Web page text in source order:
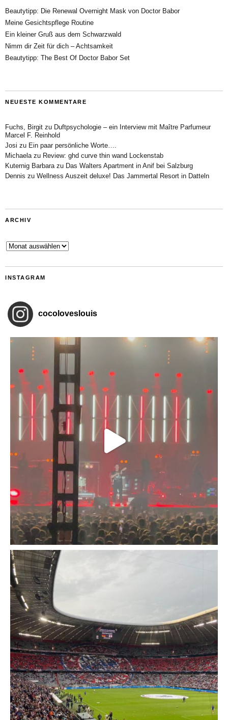
Beautytipp: Die Renewal Overnight Mask von Doctor Babor
Meine Gesichtspflege Routine
Ein kleiner Gruß aus dem Schwarzwald
Nimm dir Zeit für dich – Achtsamkeit
Beautytipp: The Best Of Doctor Babor Set
NEUESTE KOMMENTARE
Fuchs, Birgit zu Duftpsychologie – ein Interview mit Maître Parfumeur
Marcel F. Reinhold
Josi zu Ein paar persönliche Worte….
Michaela zu Review: ghd curve thin wand Lockenstab
Kuternig Barbara zu Das Walters Apartment in Anif bei Salzburg
Dennis zu Wellness Auszeit deluxe! Das Jammertal Resort in Datteln
ARCHIV
Archiv
INSTAGRAM
cocoloveslouis